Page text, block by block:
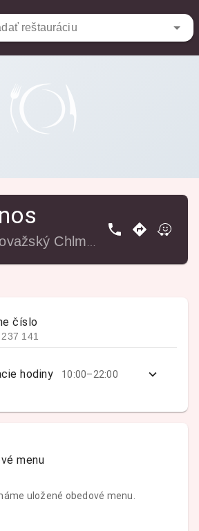
reštauráciu
číslo
141
hodiny 10:00–22:00
menu
uložené obedové menu.